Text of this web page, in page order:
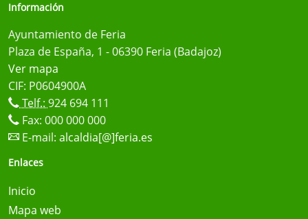
Información
Ayuntamiento de Feria
Plaza de España, 1 - 06390 Feria (Badajoz)
Ver mapa
CIF: P0604900A
Telf.: 924 694 111
Fax: 000 000 000
E-mail: alcaldia[@]feria.es
Enlaces
Inicio
Mapa web